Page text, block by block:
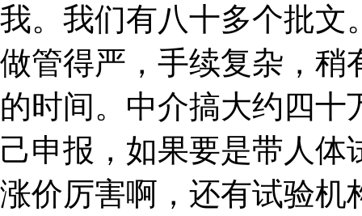
我。我们有八十多个批
做管得严，手续复杂，稍
的时间。中介搞大约四十
己申报，如果要是带人体
涨价厉害啊，还有试验机